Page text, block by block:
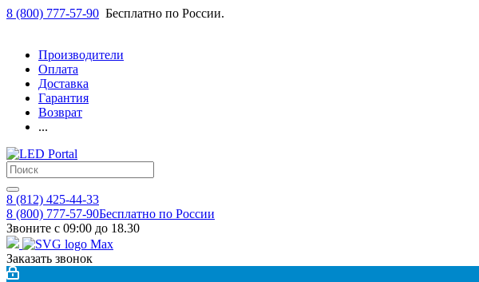
8 (800) 777-57-90 Бесплатно по России.
Производители
Оплата
Доставка
Гарантия
Возврат
...
8 (812) 425-44-33
8 (800) 777-57-90Бесплатно по России
Звоните с 09:00 до 18.30
Заказать звонок